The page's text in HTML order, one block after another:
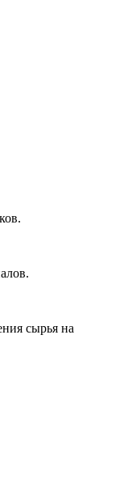
сырья на